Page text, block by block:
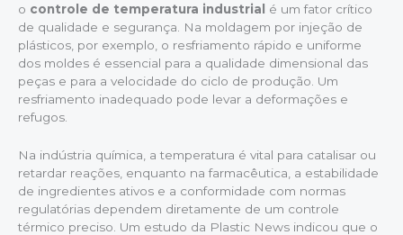
o controle de temperatura industrial
é um fator crítico
de qualidade e segurança. Na moldagem por injeção de
plásticos, por exemplo, o resfriamento rápido e uniforme
dos moldes é essencial para a qualidade dimensional das
peças e para a velocidade do ciclo de produção. Um
resfriamento inadequado pode levar a deformações e
refugos.
Na indústria química, a temperatura é vital para catalisar ou
retardar reações, enquanto na farmacêutica, a estabilidade
de ingredientes ativos e a conformidade com normas
regulatórias dependem diretamente de um controle
térmico preciso. Um estudo da Plastic News indicou que o